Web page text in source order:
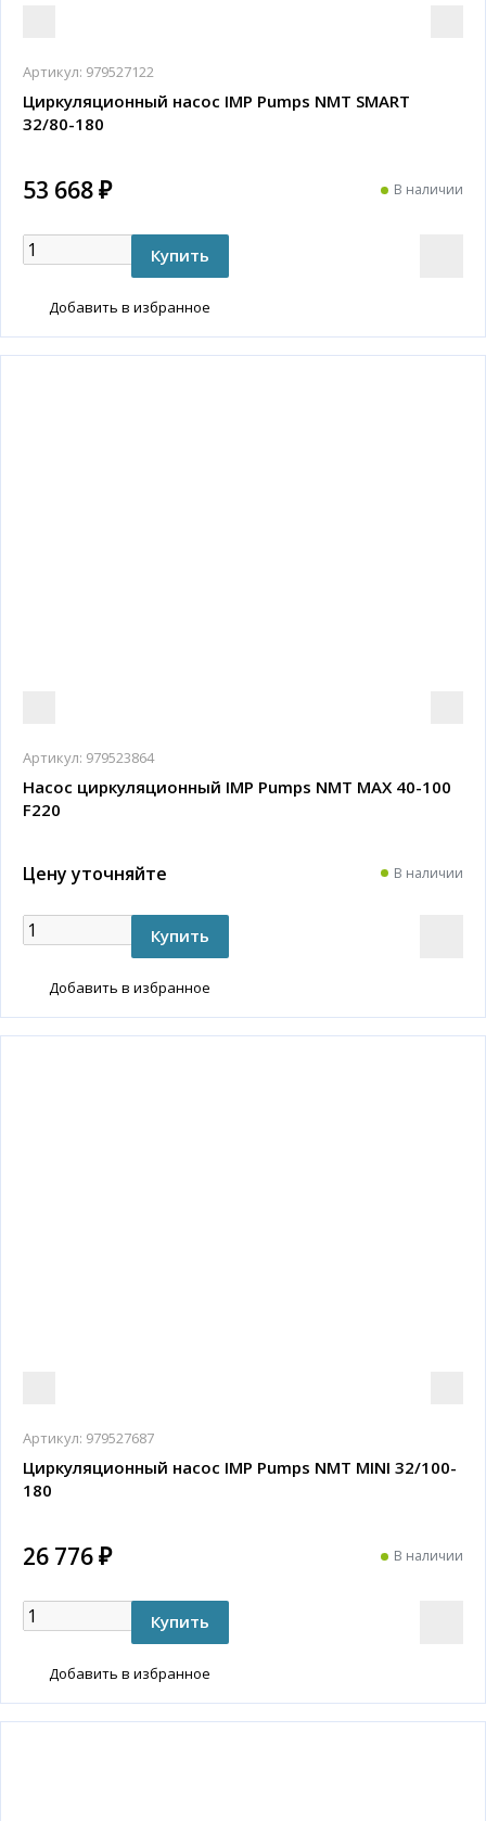
Артикул: 979527122
Циркуляционный насос IMP Pumps NMT SMART
32/80-180
53 668 ₽ В наличии
Добавить в избранное
Артикул: 979523864
Насос циркуляционный IMP Pumps NMT MAX 40-100
F220
Цену уточняйте В наличии
Добавить в избранное
Артикул: 979527687
Циркуляционный насос IMP Pumps NMT MINI 32/100-
180
26 776 ₽ В наличии
Добавить в избранное